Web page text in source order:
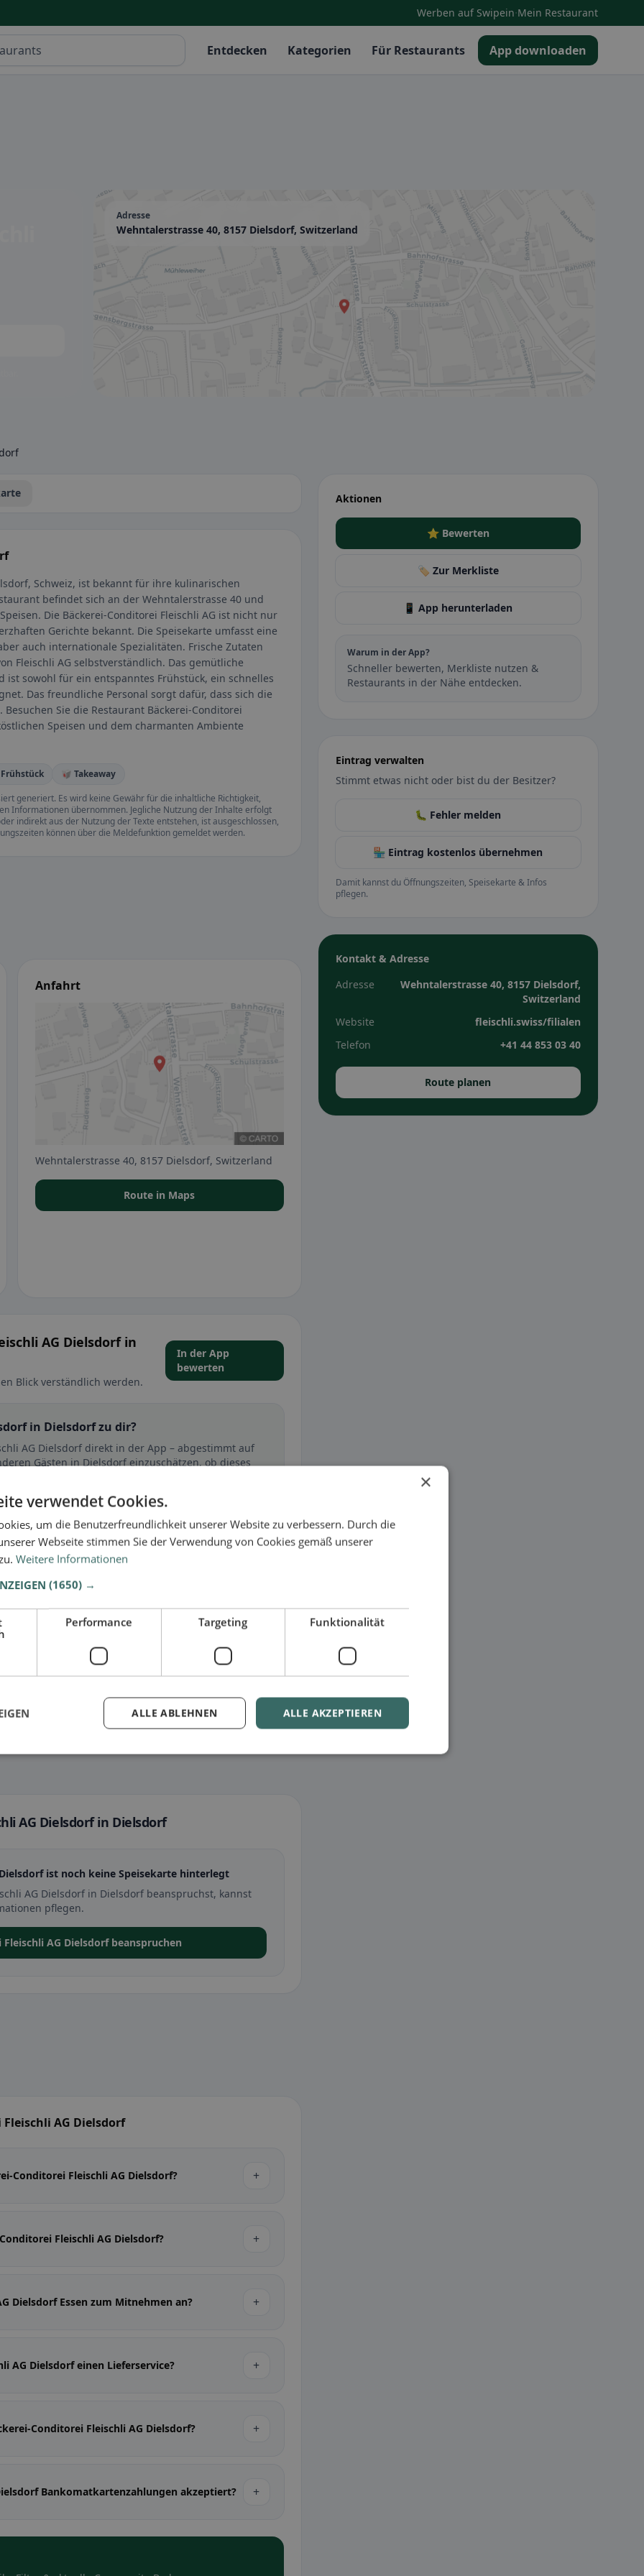
Werben auf Swipein·Mein Restaurant
Entdecken Kategorien Für Restaurants App downloaden
Adresse
Wehntalerstrasse 40, 8157 Dielsdorf, Switzerland
Schweiz, ist bekannt für ihre kulinarischen
befindet sich an der Wehntalerstrasse 40 und
Die Bäckerei-Conditorei Fleischli AG ist nicht nur
Gerichte bekannt. Die Speisekarte umfasst eine
auch internationale Spezialitäten. Frische Zutaten
Fleischli AG selbstverständlich. Das gemütliche
sowohl für ein entspanntes Frühstück, ein schnelles
Das freundliche Personal sorgt dafür, dass sich die
Sie die Restaurant Bäckerei-Conditorei
Speisen und dem charmanten Ambiente
🥡 Takeaway
generiert. Es wird keine Gewähr für die inhaltliche Richtigkeit,
Informationen übernommen. Jegliche Nutzung der Inhalte erfolgt
indirekt aus der Nutzung der Texte entstehen, ist ausgeschlossen,
können über die Meldefunktion gemeldet werden.
Anfahrt
Wehntalerstrasse 40, 8157 Dielsdorf, Switzerland
Route in Maps
AG Dielsdorf in
Blick verständlich werden.
In der App
bewerten
in Dielsdorf zu dir?
AG Dielsdorf direkt in der App – abgestimmt auf
Gästen in Dielsdorf einzuschätzen, ob dieses
🕌 Halal
besonders bei glutenfrei, vegan, vegetarisch oder
AG Dielsdorf in Dielsdorf
ist noch keine Speisekarte hinterlegt
AG Dielsdorf in Dielsdorf beanspruchst, kannst
pflegen.
AG Dielsdorf beanspruchen
AG Dielsdorf
Conditorei Fleischli AG Dielsdorf? +
Fleischli AG Dielsdorf? +
Dielsdorf Essen zum Mitnehmen an? +
AG Dielsdorf einen Lieferservice? +
Conditorei Fleischli AG Dielsdorf? +
Bankomatkartenzahlungen akzeptiert? +
Aktionen
⭐ Bewerten
🏷️ Zur Merkliste
📱 App herunterladen
Warum in der App?
Schneller bewerten, Merkliste nutzen &
Restaurants in der Nähe entdecken.
Eintrag verwalten
Stimmt etwas nicht oder bist du der Besitzer?
🐛 Fehler melden
🏪 Eintrag kostenlos übernehmen
Damit kannst du Öffnungszeiten, Speisekarte & Infos
pflegen.
Kontakt & Adresse
Adresse
Wehntalerstrasse 40, 8157 Dielsdorf,
Switzerland
Website
fleischli.swiss/filialen
Telefon
+41 44 853 03 40
Route planen
×
verwendet Cookies.
um die Benutzerfreundlichkeit unserer Website zu verbessern. Durch die
Webseite stimmen Sie der Verwendung von Cookies gemäß unserer
Weitere Informationen
(1650) →
Performance Targeting Funktionalität
ALLE AKZEPTIEREN
ALLE ABLEHNEN